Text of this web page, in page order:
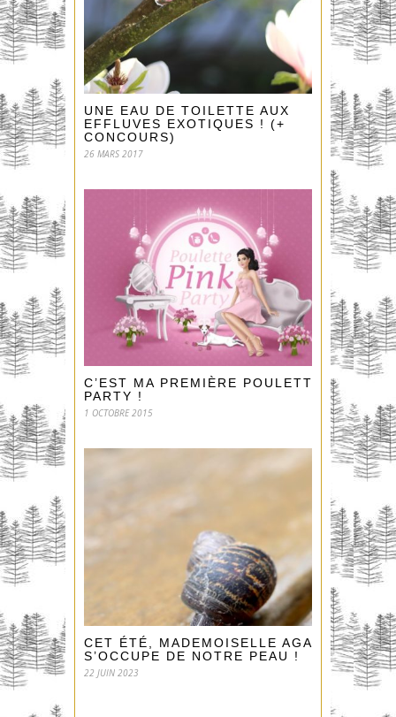
UNE EAU DE TOILETTE AUX
EFFLUVES EXOTIQUES ! (+
CONCOURS)
26 MARS 2017
C’EST MA PREMIÈRE POULETTE
PARTY !
1 OCTOBRE 2015
CET ÉTÉ, MADEMOISELLE AGATHE
S’OCCUPE DE NOTRE PEAU !
22 JUIN 2023